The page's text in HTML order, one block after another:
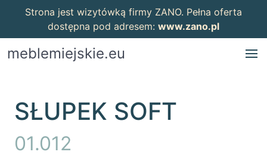
Strona jest wizytówką firmy ZANO. Pełna oferta
dostępna pod adresem: www.zano.pl
meblemiejskie.eu
SŁUPEK SOFT
01.012